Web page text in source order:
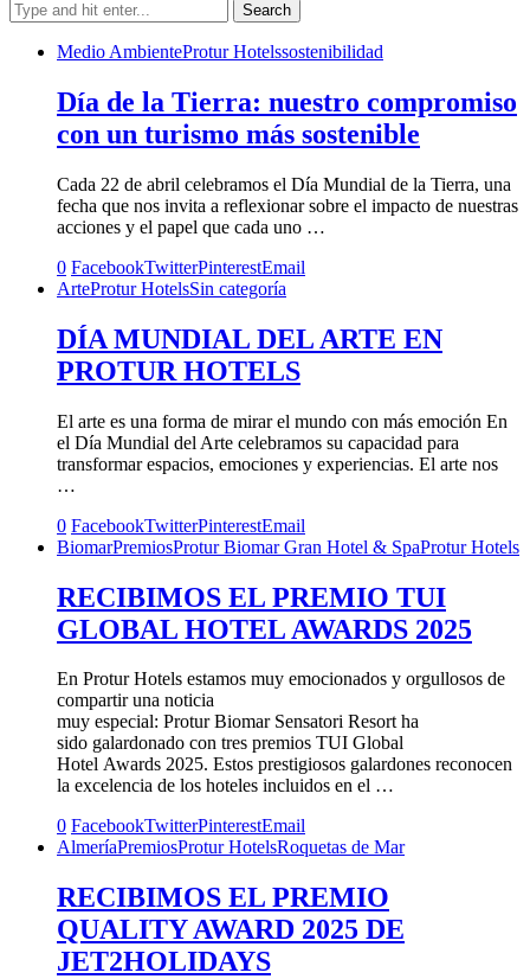
Search
Medio AmbienteProtur Hotelssostenibilidad
Día de la Tierra: nuestro compromiso
con un turismo más sostenible
Cada 22 de abril celebramos el Día Mundial de la Tierra, una
fecha que nos invita a reflexionar sobre el impacto de nuestras
acciones y el papel que cada uno …
0 FacebookTwitterPinterestEmail
ArteProtur HotelsSin categoría
DÍA MUNDIAL DEL ARTE EN
PROTUR HOTELS
El arte es una forma de mirar el mundo con más emoción En
el Día Mundial del Arte celebramos su capacidad para
transformar espacios, emociones y experiencias. El arte nos
…
0 FacebookTwitterPinterestEmail
BiomarPremiosProtur Biomar Gran Hotel & SpaProtur Hotels
RECIBIMOS EL PREMIO TUI
GLOBAL HOTEL AWARDS 2025
En Protur Hotels estamos muy emocionados y orgullosos de
compartir una noticia
muy especial: Protur Biomar Sensatori Resort ha
sido galardonado con tres premios TUI Global
Hotel Awards 2025. Estos prestigiosos galardones reconocen
la excelencia de los hoteles incluidos en el …
0 FacebookTwitterPinterestEmail
AlmeríaPremiosProtur HotelsRoquetas de Mar
RECIBIMOS EL PREMIO
QUALITY AWARD 2025 DE
JET2HOLIDAYS